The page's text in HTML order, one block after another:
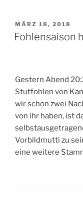
VERÖFFENTLICHT
AM
MÄRZ 18, 2018
Fohlensaison
Gestern Abend
Stutfohlen von
wir schon zwei
von ihr haben, ist
Vorbildmutti zu
eine weitere